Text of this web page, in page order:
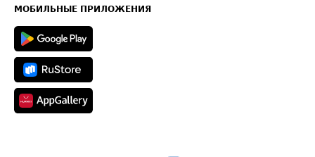
Техническая информация
МОБИЛЬНЫЕ ПРИЛОЖЕНИЯ